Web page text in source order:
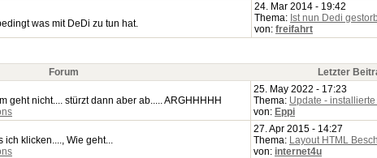
was mit DeDi zu tun hat.
24. Mar 2014 - 19:42
Thema: Ist nun Dedi
von: freifahrt
Forum
Letzter
geht nicht.... stürzt dann aber ab..... ARGHHHHH
25. May 2022 - 17:23
Thema: Update - installierte
von: Eppi
ich klicken...., Wie geht...
27. Apr 2015 - 14:27
Thema: Layout HTML
von: internet4u